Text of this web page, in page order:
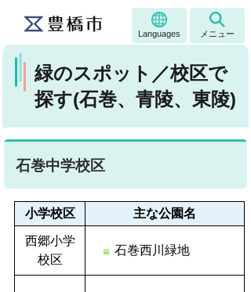
Languages メニュー
緑のスポット／校区で
探す(石巻、青陵、東陵)
石巻中学校区
小学校区 主な公園名
西郷小学
校区
石巻西川緑地